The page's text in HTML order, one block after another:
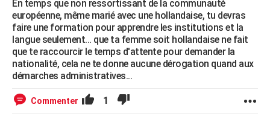
COPAINS D'AVANT
S'inscrire
Se connecter
Lycées
Collèges
Primaires
Universités
Entreprises
Service militaire
Avis de recherche
AVIS DE DÉCÈS
FORUM
Bricolage
Lifestyle
Culture
Sport
Auto
Television
Voyage
Cinema
En temps que non ressortissant de la communauté
européenne, même marié avec une hollandaise, tu devras
faire une formation pour apprendre les institutions et la
langue seulement... que ta femme soit hollandaise ne fait
que te raccourcir le temps d'attente pour demander la
nationalité, cela ne te donne aucune dérogation quand aux
démarches administratives...
Commenter 1